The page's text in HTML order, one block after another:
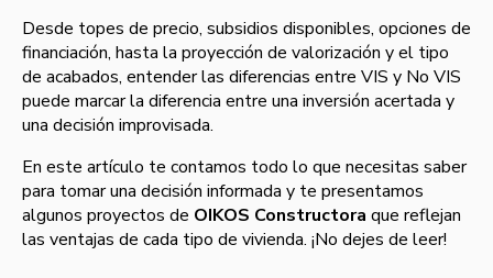
Desde topes de precio, subsidios disponibles, opciones de
financiación, hasta la proyección de valorización y el tipo
de acabados, entender las diferencias entre VIS y No VIS
puede marcar la diferencia entre una inversión acertada y
una decisión improvisada.
En este artículo te contamos todo lo que necesitas saber
para tomar una decisión informada y te presentamos
algunos proyectos de OIKOS Constructora que reflejan
las ventajas de cada tipo de vivienda. ¡No dejes de leer!